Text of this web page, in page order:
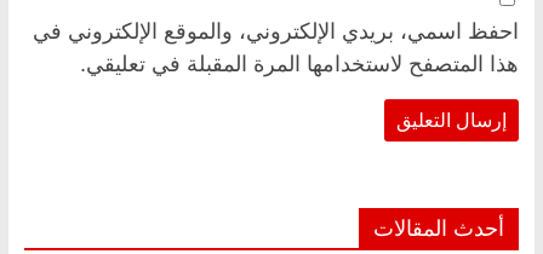
احفظ اسمي، بريدي الإلكتروني، والموقع الإلكتروني في
هذا المتصفح لاستخدامها المرة المقبلة في تعليقي.
أحدث المقالات